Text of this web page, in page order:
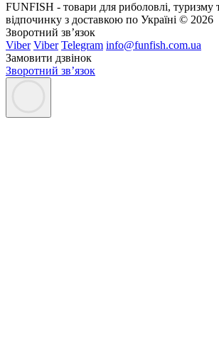
FUNFISH - товари для риболовлі, туризму
відпочинку з доставкою по Україні © 2026
Зворотний зв’язок
Viber Viber Telegram info@funfish.com.ua
Замовити дзвінок
Зворотний зв’язок